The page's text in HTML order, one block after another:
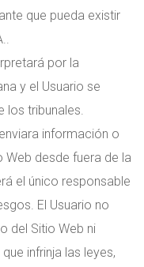
que pueda existir
por la
y el Usuario se
los tribunales.
información o
Web desde fuera de la
el único responsable
El Usuario no
del Sitio Web ni
infrinja las leyes,